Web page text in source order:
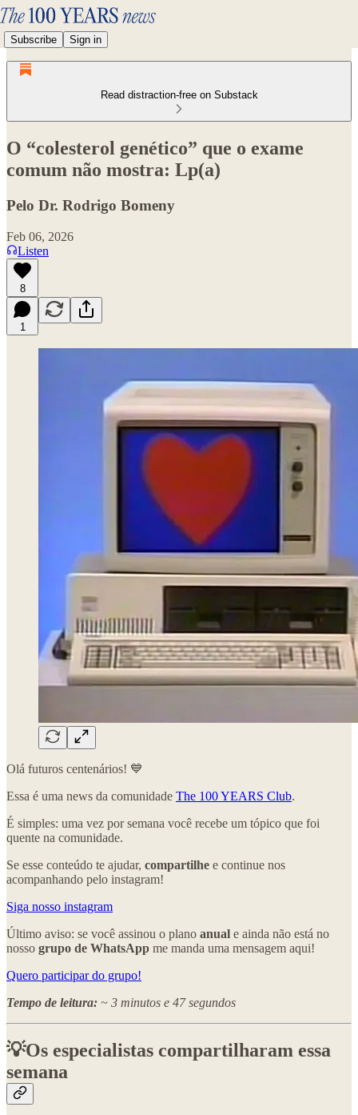
Subscribe Sign in
Read distraction-free on Substack
O “colesterol genético” que o exame
comum não mostra: Lp(a)
Pelo Dr. Rodrigo Bomeny
Feb 06, 2026
Listen
8
1
Olá futuros centenários! 💙
Essa é uma news da comunidade The 100 YEARS Club.
É simples: uma vez por semana você recebe um tópico que foi
quente na comunidade.
Se esse conteúdo te ajudar, compartilhe e continue nos
acompanhando pelo instagram!
Siga nosso instagram
Último aviso: se você assinou o plano anual e ainda não está no
nosso grupo de WhatsApp me manda uma mensagem aqui!
Quero participar do grupo!
Tempo de leitura: ~ 3 minutos e 47 segundos
💡Os especialistas compartilharam essa
semana